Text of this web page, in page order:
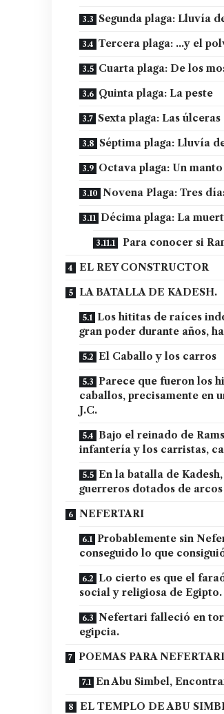
Segunda plaga: Lluvía
Tercera plaga: …y el
Cuarta plaga: De los
Quinta plaga: La peste
Sexta plaga: Las úlceras
Séptima plaga: Lluvía
Octava plaga: Un
Novena Plaga: Tres
Décima plaga: La
Para conocer si
EL REY CONSTRUCTOR
LA BATALLA DE KADESH.
Los hititas de raíces
gran poder durante años,
El Caballo y los carros
Parece que fueron los
caballos, precisamente en
J.C.
Bajo el reinado de
infantería y los carristas,
En la batalla de
guerreros dotados de
NEFERTARI
Probablemente sin
conseguido lo que
Lo cierto es que el
social y religiosa de Egipto.
Nefertari falleció en
egipcia.
POEMAS PARA NEFERTARI
En Abu Simbel,
EL TEMPLO DE ABU